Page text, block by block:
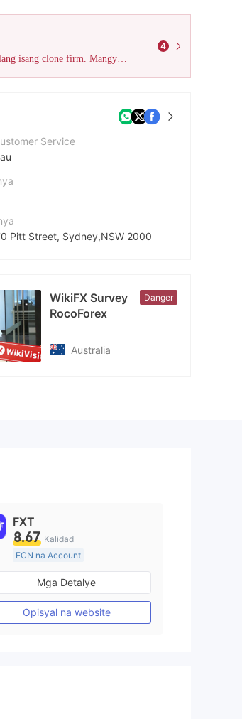
Ang idineklarang Australia ASIC na lisensya (Lisensya Blg. 391441) ay nakumpirma bilang isang clone firm. Mangyaring magkaroon ng kamalayan sa mga panganib at manatiling mapagbantay upang maiwasan ang pinsala!
4
Service
Pitt Street, Sydney,NSW 2000
WikiFX Survey
RocoForex
Danger
Australia
FXT
8.67 Kalidad
ECN na Account
20 Taon Pataas
Kinokontrol sa Australia
Paggawa ng Market (MM)
Pangunahing label na MT4
Mga Detalye
Opisyal na website